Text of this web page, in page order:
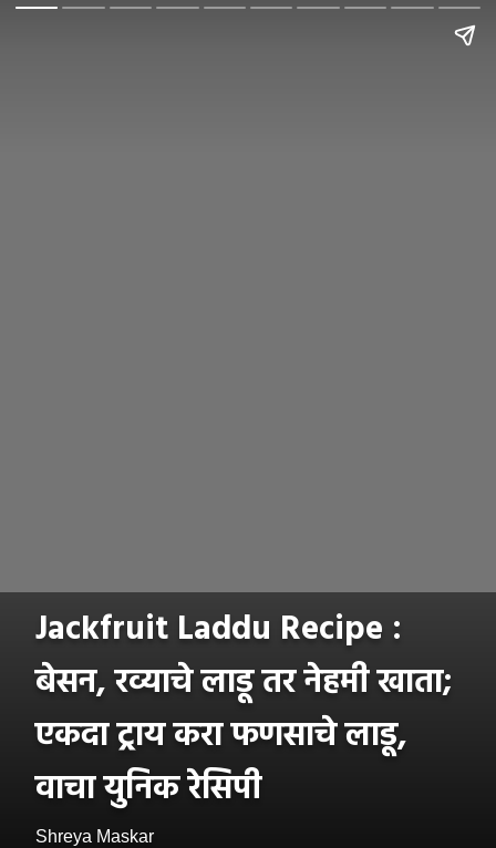
Jackfruit Laddu Recipe :
बेसन, रव्याचे लाडू तर नेहमी खाता;
एकदा ट्राय करा फणसाचे लाडू,
वाचा युनिक रेसिपी
Shreya Maskar